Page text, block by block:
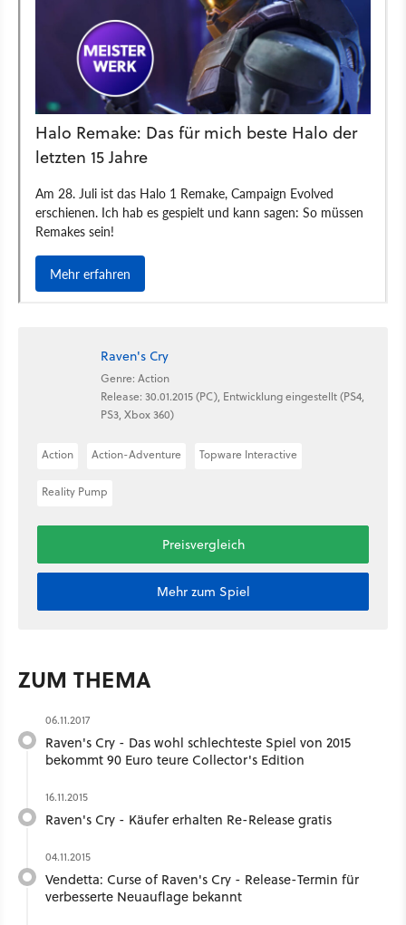
Raven's Cry
Genre: Action
Release: 30.01.2015 (PC), Entwicklung eingestellt (PS4,
PS3, Xbox 360)
Action Action-Adventure Topware Interactive
Reality Pump
Preisvergleich
Mehr zum Spiel
ZUM THEMA
06.11.2017
Raven's Cry - Das wohl schlechteste Spiel von 2015
bekommt 90 Euro teure Collector's Edition
16.11.2015
Raven's Cry - Käufer erhalten Re-Release gratis
04.11.2015
Vendetta: Curse of Raven's Cry - Release-Termin für
verbesserte Neuauflage bekannt